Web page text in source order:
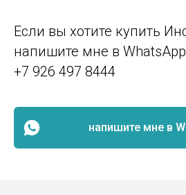
Если вы хотите купить
напишите мне в
+7 926 497 8444
напишите мне в